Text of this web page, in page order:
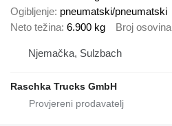
Ogibljenje pneumatski/pneumatski
Neto težina 6.900 kg Broj osovina
Njemačka, Sulzbach
Raschka Trucks GmbH